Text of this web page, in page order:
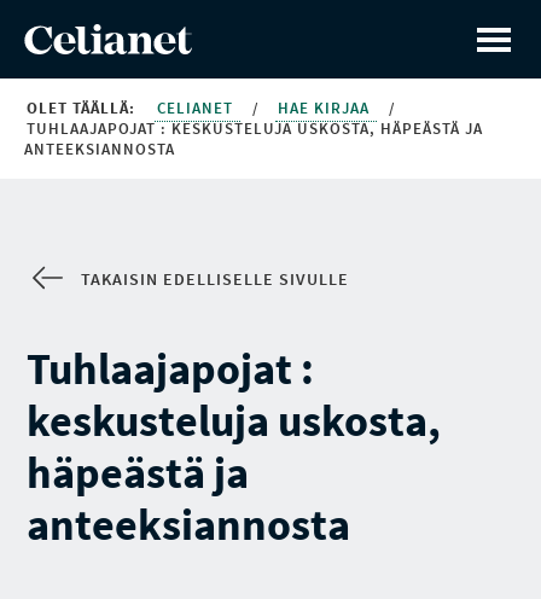
OLET TÄÄLLÄ: CELIANET / HAE KIRJAA
/
TUHLAAJAPOJAT : KESKUSTELUJA USKOSTA, HÄPEÄSTÄ JA
ANTEEKSIANNOSTA
TAKAISIN EDELLISELLE SIVULLE
Tuhlaajapojat :
keskusteluja uskosta,
häpeästä ja
anteeksiannosta